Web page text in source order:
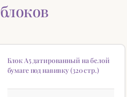
♡
Блок А5 датированный на белой
бумаге под навивку (320 стр.)